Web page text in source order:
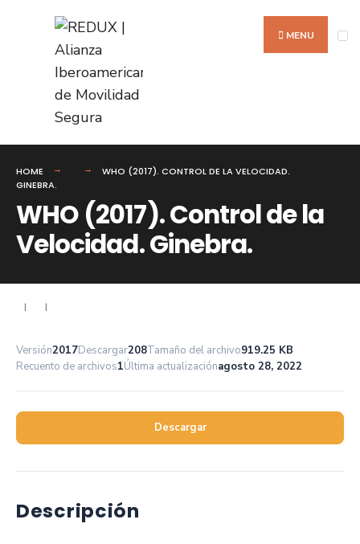
content
MENU
HOME
WHO (2017). CONTROL DE LA VELOCIDAD.
GINEBRA.
WHO (2017). Control de la
Velocidad. Ginebra.
| |
Versión2017Descargar208Tamaño del archivo919.25 KB
Recuento de archivos1Última actualizaciónagosto 28, 2022
Descargar
Descripción
for: